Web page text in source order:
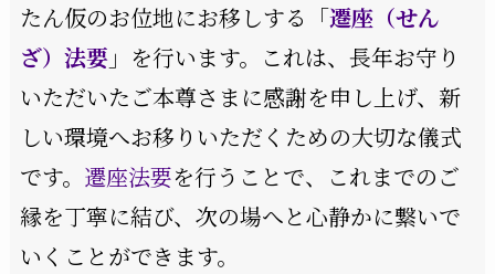
たん仮のお位地にお移しする「遷座（せん
ざ）法要」を行います。これは、長年お守り
いただいたご本尊さまに感謝を申し上げ、新
しい環境へお移りいただくための大切な儀式
です。 遷座法要を行うことで、これまでのご
縁を丁寧に結び、次の場へと心静かに繋いで
いくことができます。